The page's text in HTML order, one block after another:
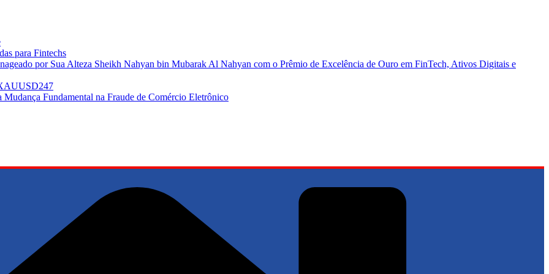
para Fintechs
por Sua Alteza Sheikh Nahyan bin Mubarak Al Nahyan com o Prêmio de Excelência de Ouro em FinTech, Ativos Digitais e
Fundamental na Fraude de Comércio Eletrônico